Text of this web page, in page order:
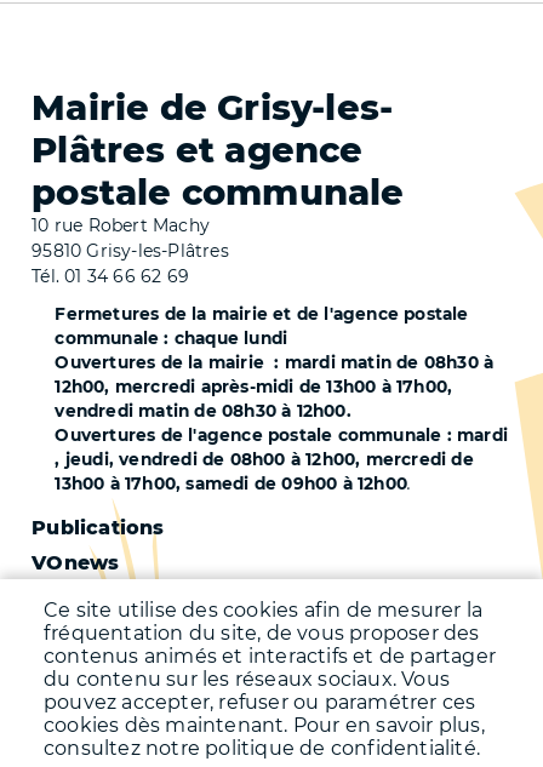
Mairie de Grisy-les-
Plâtres et agence
postale communale
10 rue Robert Machy
95810 Grisy-les-Plâtres
Tél. 01 34 66 62 69
Fermetures de la mairie et de l'agence postale
communale : chaque lundi
Ouvertures de la mairie : mardi matin de 08h30 à
12h00, mercredi après-midi de 13h00 à 17h00,
vendredi matin de 08h30 à 12h00.
Ouvertures de l'agence postale communale : mardi
, jeudi, vendredi de 08h00 à 12h00, mercredi de
13h00 à 17h00, samedi de 09h00 à 12h00.
Pied
de
page
-
Second
Publications
VOnews
Trafic
Qualité de l'air
Qualité de l'eau
Météo
Accueil
Ce site utilise des cookies afin de mesurer la
fréquentation du site, de vous proposer des
contenus animés et interactifs et de partager
du contenu sur les réseaux sociaux. Vous
pouvez accepter, refuser ou paramétrer ces
cookies dès maintenant. Pour en savoir plus,
consultez notre politique de confidentialité.